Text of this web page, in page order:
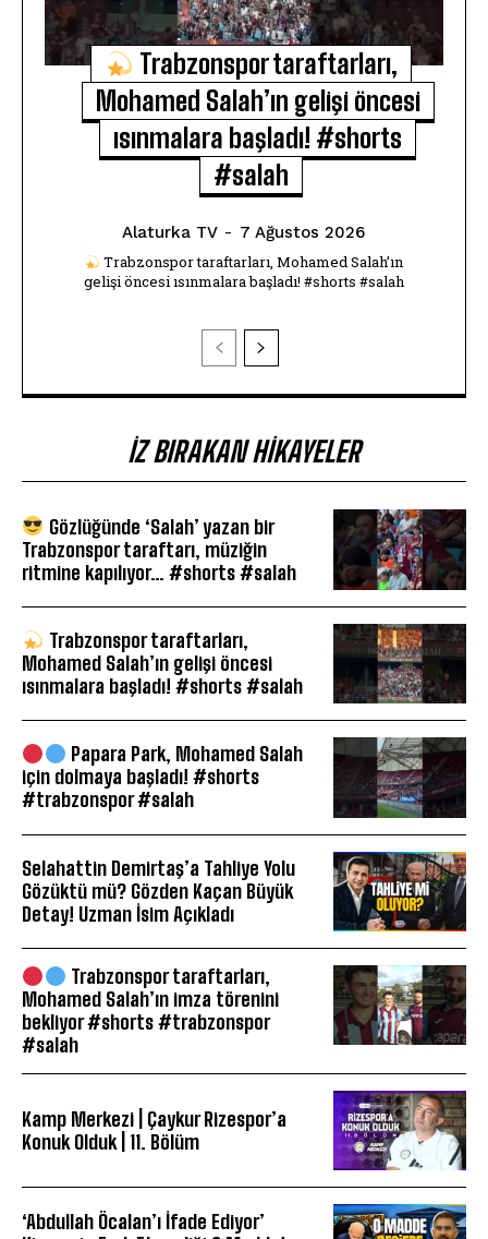
Trabzonspor taraftarları,
Mohamed Salah’ın gelişi öncesi
ısınmalara başladı! #shorts
#salah
Alaturka TV - 7 Ağustos 2026
Trabzonspor taraftarları, Mohamed Salah’ın
gelişi öncesi ısınmalara başladı! #shorts #salah
İZ BIRAKAN HIKAYELER
Gözlüğünde ‘Salah’ yazan bir
Trabzonspor taraftarı, müziğin
ritmine kapılıyor… #shorts #salah
Trabzonspor taraftarları,
Mohamed Salah’ın gelişi öncesi
ısınmalara başladı! #shorts #salah
Papara Park, Mohamed Salah
için dolmaya başladı! #shorts
#trabzonspor #salah
Selahattin Demirtaş’a Tahliye Yolu
Gözüktü mü? Gözden Kaçan Büyük
Detay! Uzman İsim Açıkladı
Trabzonspor taraftarları,
Mohamed Salah’ın imza törenini
bekliyor #shorts #trabzonspor
#salah
Kamp Merkezi | Çaykur Rizespor’a
Konuk Olduk | 11. Bölüm
‘Abdullah Öcalan’ı İfade Ediyor’